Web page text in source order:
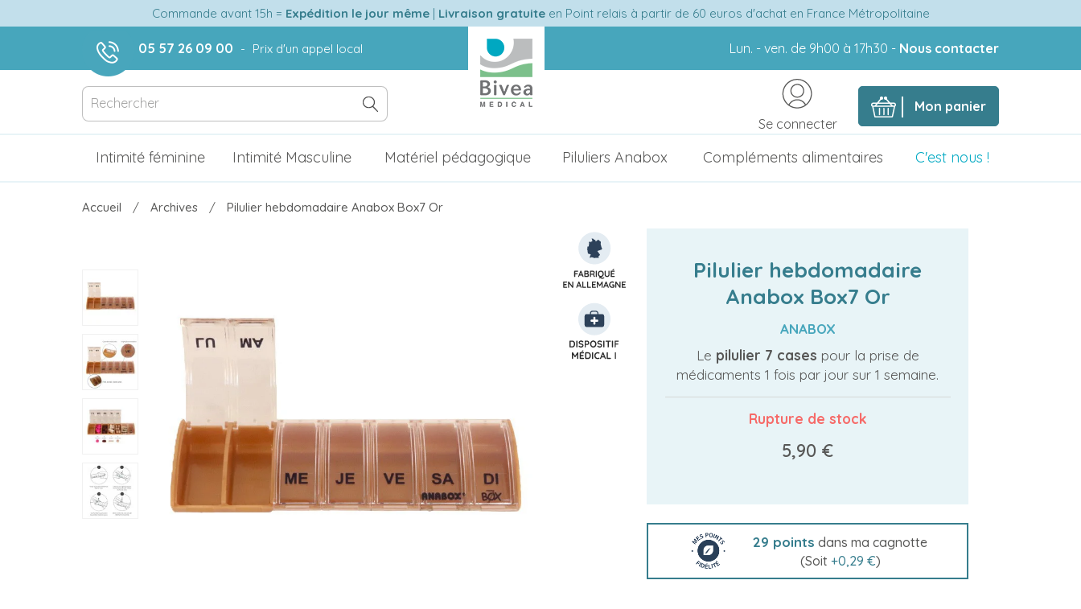
Commande avant 15h = Expédition le jour même| Livraison gratuiteen Point relais à partir de 60 euros d'achat en France Métropolitaine
05 57 26 09 00 - Prix d'un appel local Lun. - ven. de 9h00 à 17h30 - Nous contacter
Mon panier
Se connecter
Intimité féminine Intimité Masculine Matériel pédagogique Piluliers Anabox Compléments alimentaires C'est nous !
Accueil Archives Pilulier hebdomadaire Anabox Box7 Or
Pilulier hebdomadaire
Anabox Box7 Or
ANABOX
Le pilulier 7 cases pour la prise de
médicaments 1 fois par jour sur 1 semaine.
Rupture de stock
5,90 €
29 points dans ma cagnotte
(Soit +0,29 €)